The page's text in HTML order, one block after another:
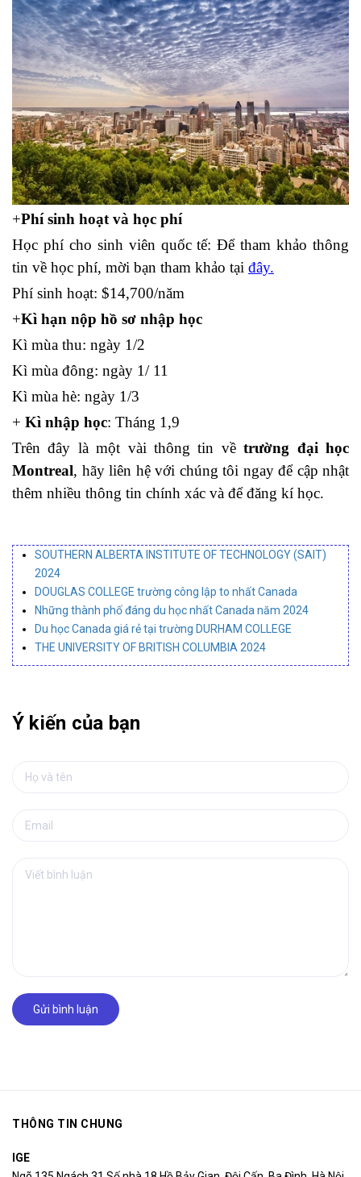
+Phí sinh hoạt và học phí
Học phí cho sinh viên quốc tế: Để tham khảo thông
tin về học phí, mời bạn tham khảo tại đây.
Phí sinh hoạt: $14,700/năm
+Kì hạn nộp hồ sơ nhập học
Kì mùa thu: ngày 1/2
Kì mùa đông: ngày 1/ 11
Kì mùa hè: ngày 1/3
+ Kì nhập học: Tháng 1,9
Trên đây là một vài thông tin vềtrường đại học
Montreal, hãy liên hệ với chúng tôi ngay để cập nhật
thêm nhiều thông tin chính xác và để đăng kí học.
SOUTHERN ALBERTA INSTITUTE OF TECHNOLOGY (SAIT)
2024
DOUGLAS COLLEGE trường công lập to nhất Canada
Những thành phố đáng du học nhất Canada năm 2024
Du học Canada giá rẻ tại trường DURHAM COLLEGE
THE UNIVERSITY OF BRITISH COLUMBIA 2024
Ý kiến của bạn
Gửi bình luận
THÔNG TIN CHUNG
IGE